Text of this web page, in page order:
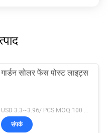
गार्डन सोलर फेंस पोस्ट लाइट्स
संपर्क